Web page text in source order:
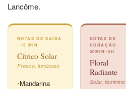
Lancôme.
NOTAS DE SAÍDA
· 15 MIN
Cítrico Solar
Fresco, luminoso
●Mandarina
NOTAS DE
CORAÇÃO ·
30MIN–3H
Floral
Radiante
Solar, feminino